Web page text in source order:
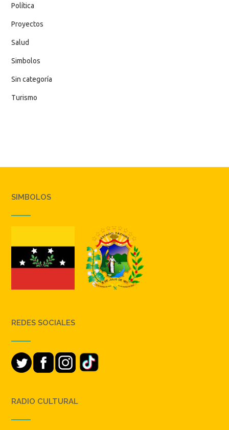
Política
Proyectos
Salud
Simbolos
Sin categoría
Turismo
SIMBOLOS
REDES SOCIALES
RADIO CULTURAL